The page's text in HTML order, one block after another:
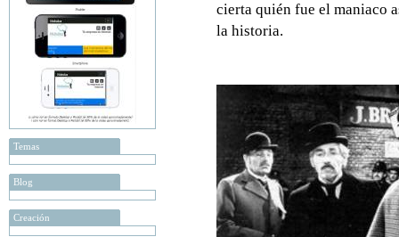
Temas
Blog
Creación
cierta quién fue el maniaco
la historia.